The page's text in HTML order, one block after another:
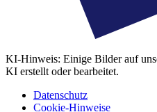
KI-Hinweis: Einige Bilder auf
KI erstellt oder bearbeitet.
Datenschutz
Cookie-Hinweise